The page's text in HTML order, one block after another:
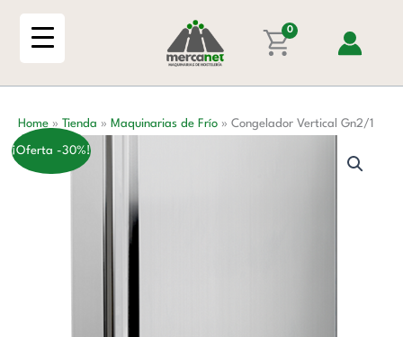
0
Home » Tienda » Maquinarias de Frío » Congelador Vertical Gn2/1
¡Oferta -30%!